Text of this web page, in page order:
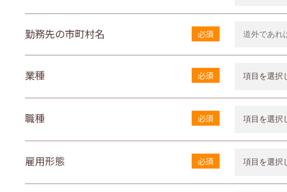
勤務先の市町村名 必須
業種 必須
職種 必須
雇用形態 必須